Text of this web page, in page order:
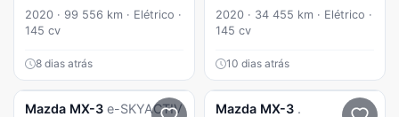
2020 · 99 556 km · Elétrico ·
145 cv
8 dias atrás
2020 · 34 455 km · Elétrico ·
145 cv
10 dias atrás
Mazda MX-3 e-SKYACTIV Mazda MX-3 .